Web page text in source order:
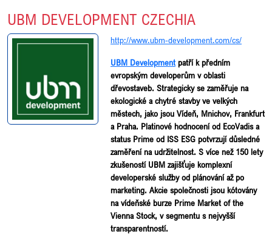
UBM DEVELOPMENT CZECHIA
http://www.ubm-development.com/cs/
UBM Development patří k předním
evropským developerům v oblasti
dřevostaveb. Strategicky se zaměřuje na
ekologické a chytré stavby ve velkých
městech, jako jsou Vídeň, Mnichov, Frankfurt
a Praha. Platinové hodnocení od EcoVadis a
status Prime od ISS ESG potvrzují důsledné
zaměření na udržitelnost. S více než 150 lety
zkušeností UBM zajišťuje komplexní
developerské služby od plánování až po
marketing. Akcie společnosti jsou kótovány
na vídeňské burze Prime Market of the
Vienna Stock, v segmentu s nejvyšší
transparentností.